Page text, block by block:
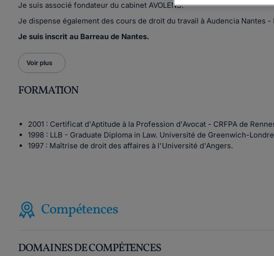
Je suis associé fondateur du cabinet AVOLENS.
Je dispense également des cours de droit du travail à Audencia Nantes -
Je suis inscrit au Barreau de Nantes.
Voir plus
FORMATION
2001 : Certificat d'Aptitude à la Profession d'Avocat - CRFPA de
1998 : LLB - Graduate Diploma in Law. Université de Greenwich-
1997 : Maîtrise de droit des affaires à l'Université d'Angers.
Compétences
DOMAINES DE COMPÉTENCES